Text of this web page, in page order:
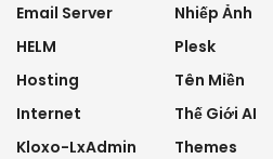
Email Server
HELM
Hosting
Internet
Kloxo-LxAdmin
Nhiếp Ảnh
Plesk
Tên Miền
Thế Giới AI
Themes